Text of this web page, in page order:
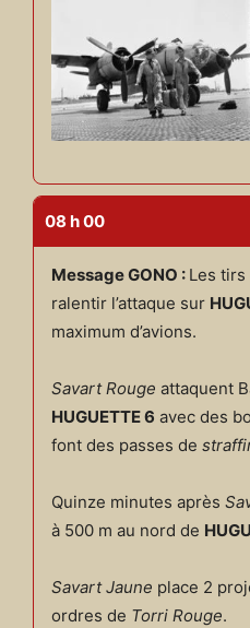
08 h 00
Message GONO : Les tirs
ralentir l’attaque sur
maximum d’avions.
Savart Rouge attaquent
HUGUETTE 6 avec des
font des passes de
Quinze minutes après
à 500 m au nord de
Savart Jaune place 2
ordres de Torri Rouge.